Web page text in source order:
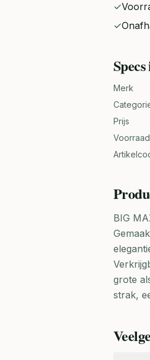
✓
✓
Merk
Prijs
Voorraad
BIG
grote
strak,